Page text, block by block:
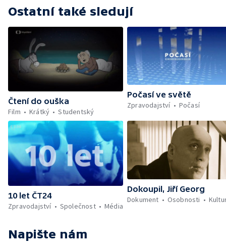
Ostatní také sledují
Čtení do ouška
Film
Krátký Studentský
Počasí ve světě
Zpravodajství
Počasí
10 let ČT24
Zpravodajství
Společnost Média
Dokoupil, Jiří Georg
Dokument
Osobnosti
Napište nám